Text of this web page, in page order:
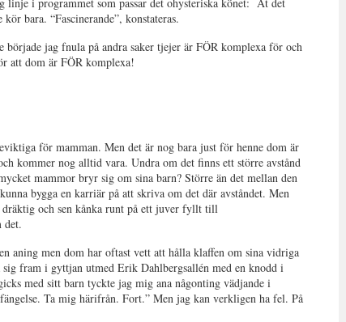
bara. “Fascinerande”, konstateras.
började jag fnula på andra saker tjejer är FÖR komplexa för och
att dom är FÖR komplexa!
för mamman. Men det är nog bara just för henne dom är
kommer nog alltid vara. Undra om det finns ett större avstånd
mammor bryr sig om sina barn? Större än det mellan den
bygga en karriär på att skriva om det där avståndet. Men
och sen kånka runt på ett juver fyllt till
det.
aning men dom har oftast vett att hålla klaffen om sina vidriga
fram i gyttjan utmed Erik Dahlbergsallén med en knodd i
med sitt barn tyckte jag mig ana någonting vädjande i
Ta mig härifrån. Fort.” Men jag kan verkligen ha fel. På